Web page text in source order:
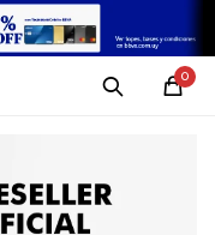
0